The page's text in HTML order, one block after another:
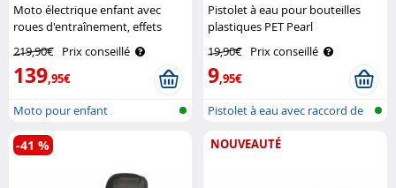
Moto électrique enfant avec
roues d'entraînement, effets
sonores et lumineux Playtastic
219,90€ Prix conseillé
139,95€
Moto pour enfant
Pistolet à eau pour bouteilles
plastiques PET Pearl
19,90€ Prix conseillé
9,95€
Pistolet à eau avec raccord de
-41 % NOUVEAUTÉ